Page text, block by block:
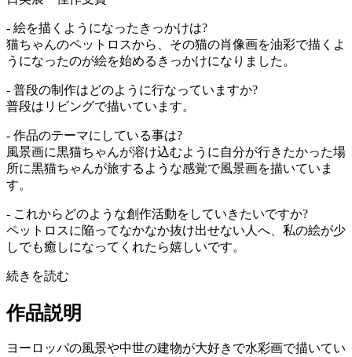
- 絵を描くようになったきっかけは?
猫ちゃんのペットロスから、その猫の肖像画を油彩で描くよ
うになったのが絵を始めるきっかけになりました。
- 普段の制作はどのように行なっていますか?
普段はリビングで描いています。
- 作品のテーマにしている事は?
風景画に黒猫ちゃんが溶け込むように自分が行きたかった場
所に黒猫ちゃんが旅するような感覚で風景画を描いていま
す。
- これからどのような創作活動をしていきたいですか?
ペットロスに陥ってなかなか抜け出せない人へ、私の絵が少
しでも癒しになってくれたら嬉しいです。
続きを読む
作品説明
ヨーロッパの風景や中世の建物が大好きで水彩画で描いてい